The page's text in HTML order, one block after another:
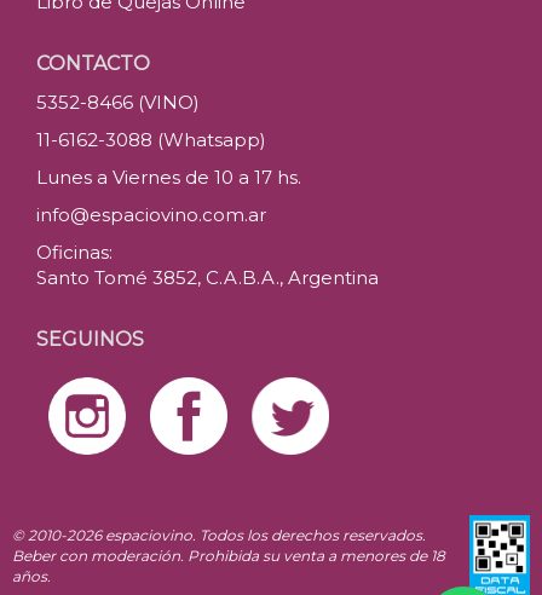
CONTACTO
5352-8466 (VINO)
11-6162-3088 (Whatsapp)
Lunes a Viernes de 10 a 17 hs.
info@espaciovino.com.ar
Oficinas:
Santo Tomé 3852, C.A.B.A., Argentina
SEGUINOS
© 2010-2026 espaciovino. Todos los derechos reservados.
Beber con moderación. Prohibida su venta a menores de 18
años.